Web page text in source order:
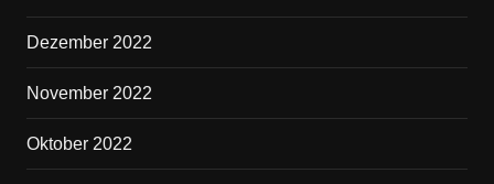
Dezember 2022
November 2022
Oktober 2022